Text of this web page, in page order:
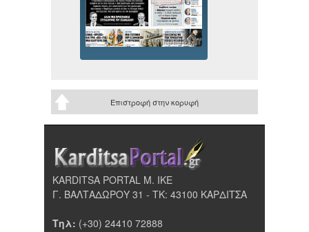
Επιστροφή στην κορυφή
KARDITSA PORTAL Μ. ΙΚΕ
Γ. ΒΑΛΤΑΔΩΡΟΥ 31 - ΤΚ: 43100 ΚΑΡΔΙΤΣΑ
Τηλ: (+30) 24410 72888